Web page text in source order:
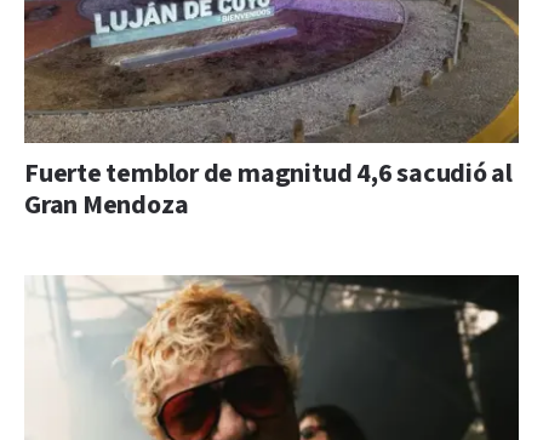
Fuerte temblor de magnitud 4,6 sacudió al
Gran Mendoza